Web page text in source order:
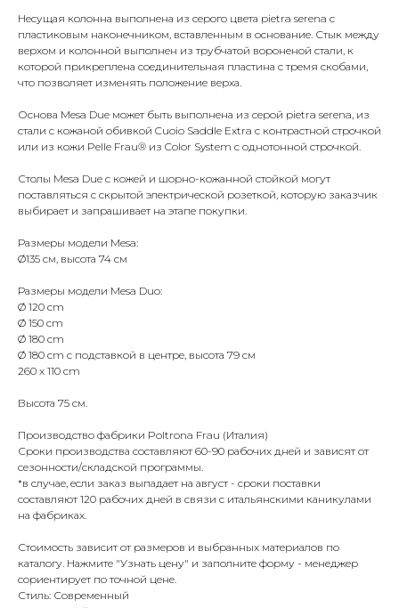
Несущая колонна выполнена из серого цвета pietra serena с
пластиковым наконечником, вставленным в основание. Стык между
верхом и колонной выполнен из трубчатой вороненой стали, к
которой прикреплена соединительная пластина с тремя скобами,
что позволяет изменять положение верха.
Основа Mesa Due может быть выполнена из серой pietra serena, из
стали с кожаной обивкой Cuoio Saddle Extra с контрастной строчкой
или из кожи Pelle Frau® из Color System с однотонной строчкой.
Столы Mesa Due с кожей и шорно-кожанной стойкой могут
поставляться с скрытой электрической розеткой, которую заказчик
выбирает и запрашивает на этапе покупки.
Размеры модели Mesa:
Ø135 см, высота 74 см
Размеры модели Mesa Duo:
Ø 120 cm
Ø 150 cm
Ø 180 cm
Ø 180 cm с подставкой в центре, высота 79 см
260 x 110 cm
Высота 75 см.
Производство фабрики Poltrona Frau (Италия)
Сроки производства составляют 60-90 рабочих дней и зависят от
сезонности/складской программы.
*в случае, если заказ выпадает на август - сроки поставки
составляют 120 рабочих дней в связи с итальянскими каникулами
на фабриках.
Стоимость зависит от размеров и выбранных материалов по
каталогу. Нажмите "Узнать цену" и заполните форму - менеджер
сориентирует по точной цене.
Стиль: Современный